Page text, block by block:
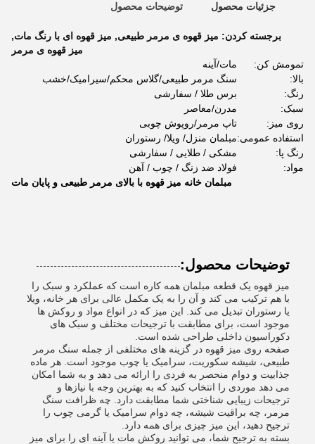
جزئیات محصول توضیحات محصول
برجسته کردن: میز قهوه ی مرمر طبیعی, میز قهوه ای با رنگ مات,
میز قهوه ی مرمر
تمومش کن:
مات/آینه
بالا:
سنگ مرمر طبیعی/گلاس محکم/سیرامیک/خشب
رنگ:
برس طلا / سفارشی
سبک:
مدرن/معاصر
روی میز:
تاپ مرمر/روپوش چوبی
استفاده عمومی:مبلمان منزل/ ویلا/ رستوران
رنگ پا:
مشکی / طلایی / سفارشی
مواد:
فولاد ضد زنگ / چوب / آهن
مبلمان خانه میز قهوه با بالای مرمر طبیعی و پایان مات
توضیحات محصول:
میز قهوه یک قطعه مبلمان همه کاره است که عملکرد و سبک را
با هم ترکیب می کند و آن را به یک مکمل عالی برای هر خانه، ویلا
یا رستوران تبدیل می کند. این میز که در انواع مواد و روکش ها
موجود است، برای مطابقت با ترجیحات مختلف و سبک های
دکوراسیون داخلی طراحی شده است.
صفحه روی میز قهوه در گزینه های مختلفی از جمله سنگ مرمر
طبیعی، شیشه سکوریت، سرامیک یا چوب موجود است. هر ماده
جذابیت و دوام منحصر به فردی را ارائه می دهد و به شما امکان
می دهد موردی را انتخاب کنید که به بهترین وجه با نیازها و
ترجیحات زیبایی شناختی شما مطابقت دارد. چه ظرافت سنگ
مرمر، چه براقیت شیشه، چه دوام سرامیک یا گرمی چوب را
ترجیح دهید، این میز چیزی برای همه دارد.
بسته به ترجیح شما، می توانید روکش مات یا آینه ای را برای میز